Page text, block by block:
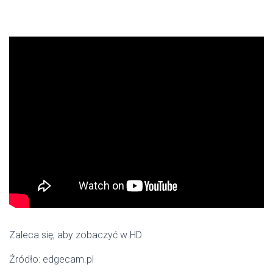
Zaleca się, aby zobaczyć w HD
Źródło: edgecam.pl